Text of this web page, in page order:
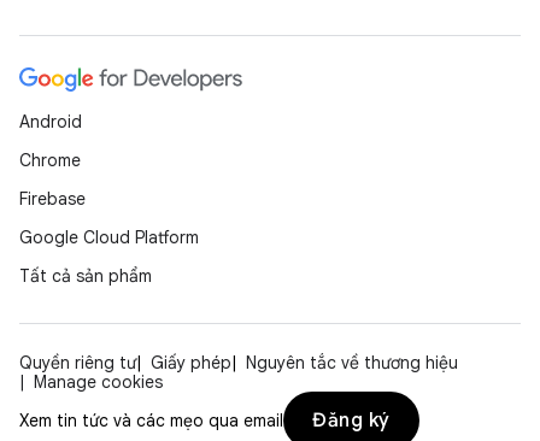
Android
Chrome
Firebase
Google Cloud Platform
Tất cả sản phẩm
Quyền riêng tư Giấy phép
Nguyên tắc về thương hiệu
Manage cookies
Xem tin tức và các mẹo qua email
Đăng ký